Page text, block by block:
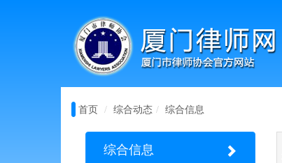
首页 综合动态 综合信息
综合信息